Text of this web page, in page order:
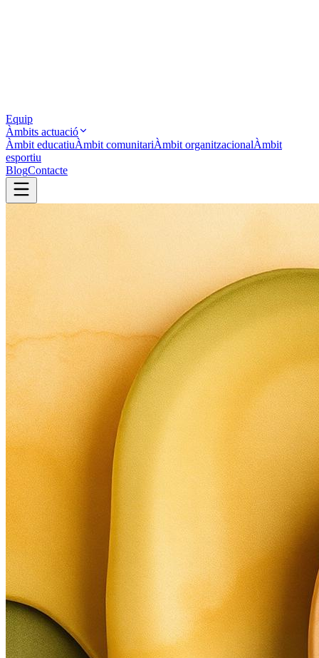
Equip
Àmbits actuació
Àmbit educatiuÀmbit comunitariÀmbit organitzacionalÀmbit
esportiu
BlogContacte